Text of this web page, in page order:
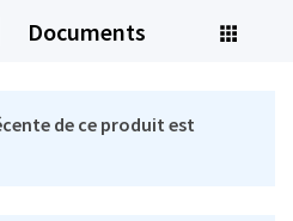
Documents
de ce produit est